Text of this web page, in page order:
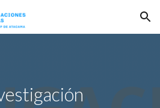
Skip to navigation